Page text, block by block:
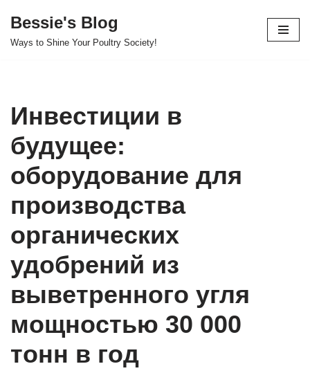
Skip
Bessie's Blog
Ways to Shine Your Poultry Society!
Инвестиции в
будущее:
оборудование для
производства
органических
удобрений из
выветренного угля
мощностью 30 000
тонн в год